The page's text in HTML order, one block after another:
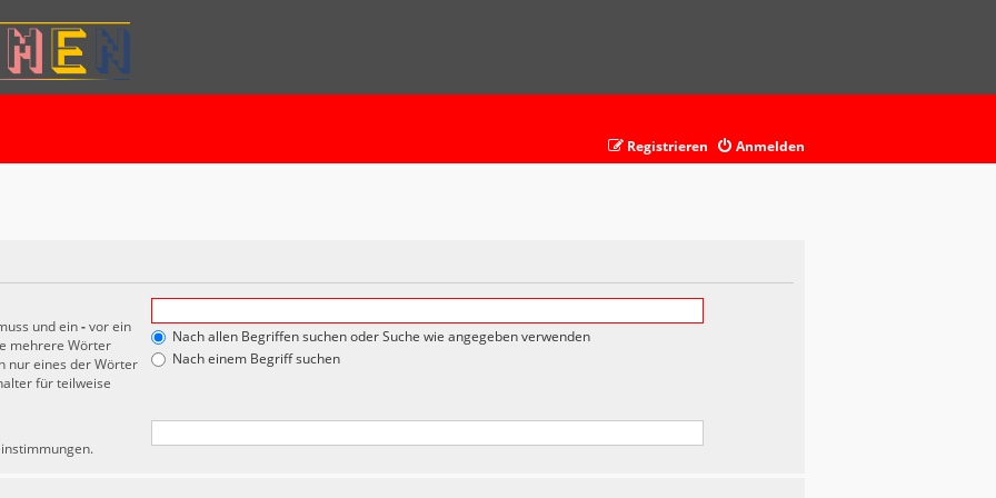
Anmelden
Registrieren
und ein-vor ein
mehrere Wörter
nur eines der Wörter
für teilweise
Nach allen Begriffen suchen oder Suche wie angegeben verwenden
Nach einem Begriff suchen